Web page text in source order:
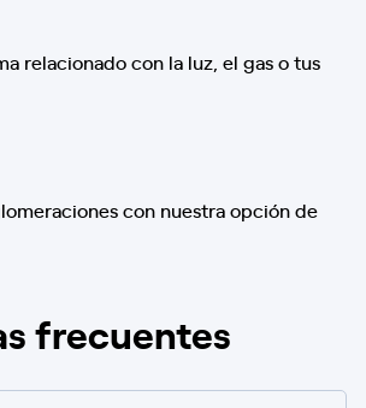
relacionado con la luz, el gas o tus
con nuestra opción de
frecuentes